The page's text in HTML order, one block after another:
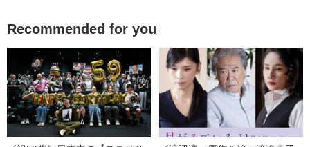
Recommended for you